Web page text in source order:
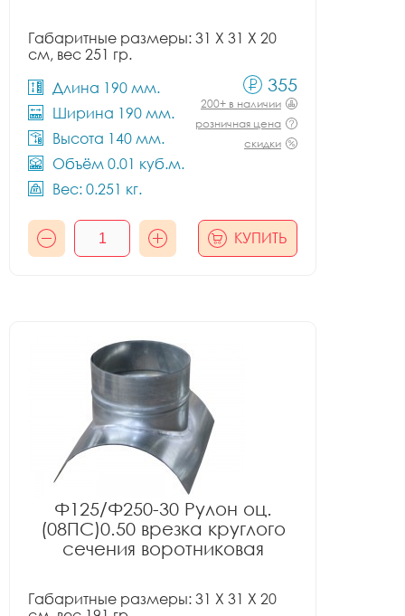
Габаритные размеры: 31 X 31 X 20
см, вес 251 гр.
Длина 190 мм.
Ширина 190 мм.
Высота 140 мм.
Объём 0.01 куб.м.
Вес: 0.251 кг.
355
200+ в наличии
розничная цена
скидки
КУПИТЬ
Ф125/Ф250-30 Рулон оц.
(08ПС)0.50 врезка круглого
сечения воротниковая
Габаритные размеры: 31 X 31 X 20